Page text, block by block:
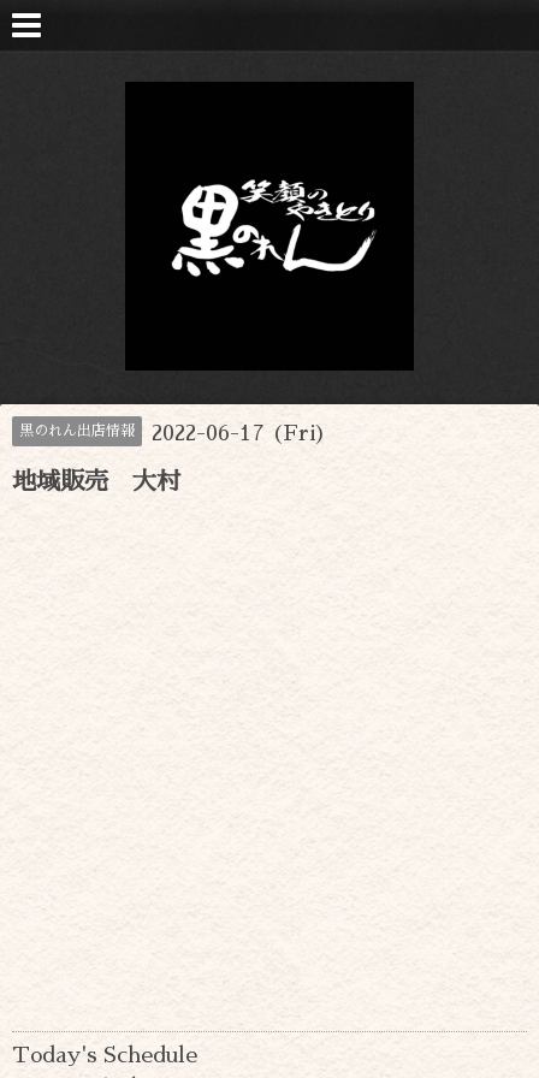
黒のれん出店情報 2022-06-17 (Fri)
地域販売 大村
Today's Schedule